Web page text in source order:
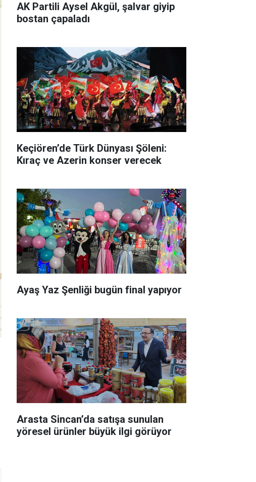
AK Partili Aysel Akgül, şalvar giyip
bostan çapaladı
Keçiören’de Türk Dünyası Şöleni:
Kıraç ve Azerin konser verecek
Ayaş Yaz Şenliği bugün final yapıyor
Arasta Sincan’da satışa sunulan
yöresel ürünler büyük ilgi görüyor